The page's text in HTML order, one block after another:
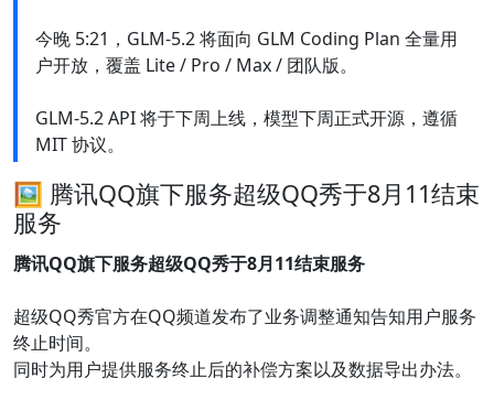
今晚 5:21，GLM-5.2 将面向 GLM Coding Plan 全量用
户开放，覆盖 Lite / Pro / Max / 团队版。
GLM-5.2 API 将于下周上线，模型下周正式开源，遵循
MIT 协议。
🖼 腾讯QQ旗下服务超级QQ秀于8月11结束
服务
腾讯QQ旗下服务超级QQ秀于8月11结束服务
超级QQ秀官方在QQ频道发布了业务调整通知告知用户服务
终止时间。
同时为用户提供服务终止后的补偿方案以及数据导出办法。